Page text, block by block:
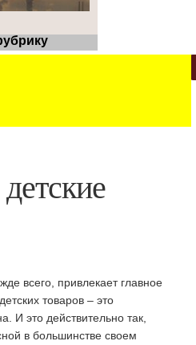
всего, привлекает главное
товаров – это
И это действительно так,
в большинстве своем